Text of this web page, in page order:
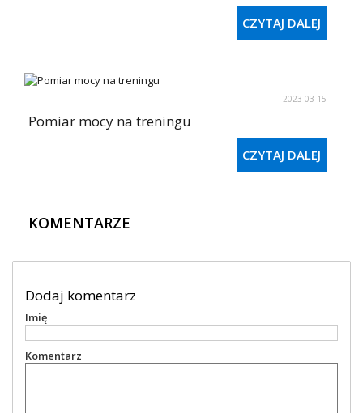
CZYTAJ DALEJ
2023-03-15
Pomiar mocy na treningu
CZYTAJ DALEJ
KOMENTARZE
Dodaj komentarz
Imię
Komentarz